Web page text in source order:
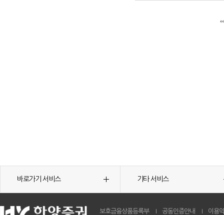
바로가기 서비스 기타 서비스
보호금융상품등록부 공동인증안내 이용